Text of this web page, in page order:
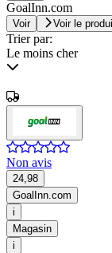
GoalInn.com
Voir Voir le
Trier par:
Le moins cher
Non avis
24,98
GoalInn.com
i
Magasin
i